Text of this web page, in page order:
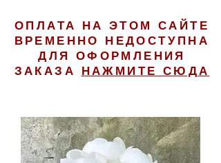
ОПЛАТА НА ЭТОМ САЙТЕ
ВРЕМЕННО НЕДОСТУПНА
ДЛЯ ОФОРМЛЕНИЯ
ЗАКАЗА НАЖМИТЕ СЮДА